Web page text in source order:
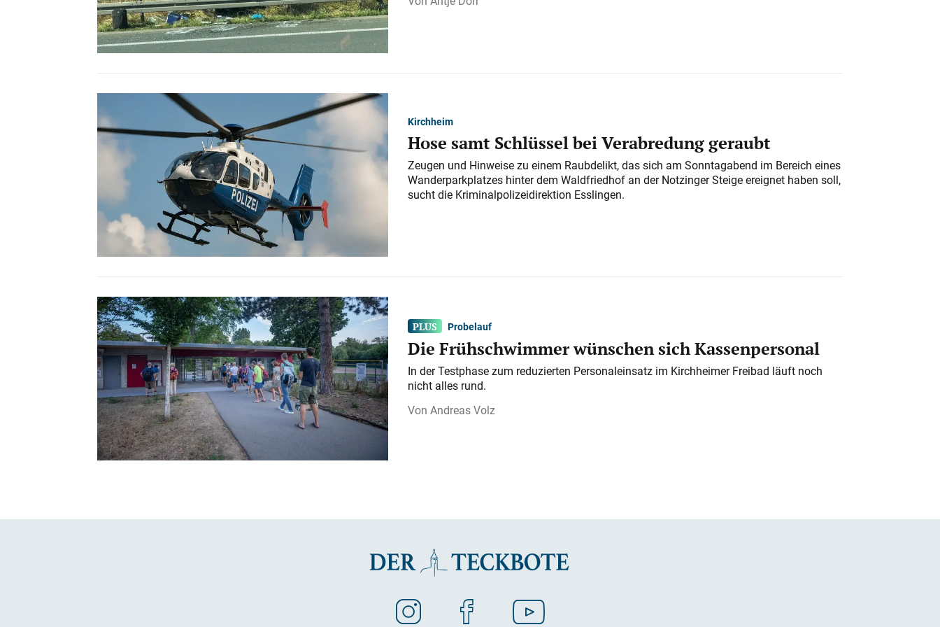
Kirchheim
Hose samt Schlüssel bei Verabredung geraubt
Zeugen und Hinweise zu einem Raubdelikt, das sich am Sonntagabend im Bereich eines
Wanderparkplatzes hinter dem Waldfriedhof an der Notzinger Steige ereignet haben soll,
sucht die Kriminalpolizeidirektion Esslingen.
Probelauf
Die Frühschwimmer wünschen sich Kassenpersonal
In der Testphase zum reduzierten Personaleinsatz im Kirchheimer Freibad läuft noch
nicht alles rund.
Andreas Volz